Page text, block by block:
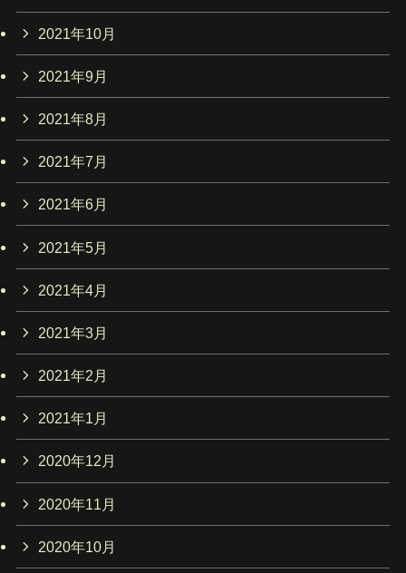
2021年10月
2021年9月
2021年8月
2021年7月
2021年6月
2021年5月
2021年4月
2021年3月
2021年2月
2021年1月
2020年12月
2020年11月
2020年10月